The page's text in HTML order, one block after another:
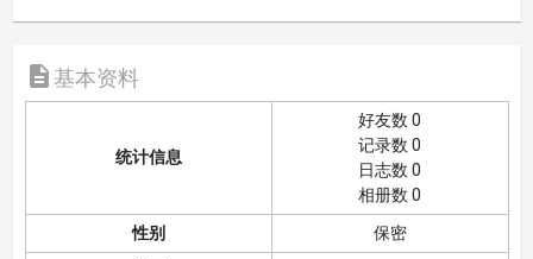
 基本资料
统计信息
好友数 0
记录数 0
日志数 0
相册数 0
性别
保密